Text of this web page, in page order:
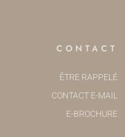
CONTACT
ÊTRE RAPPELÉ
CONTACT E-MAIL
E-BROCHURE